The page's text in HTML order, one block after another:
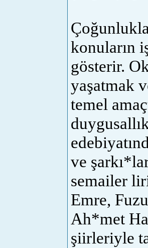
konuların
gösterir.
yaşatmak
temel
ve
semailer
Emre,
Ah*met
şiirleriyle